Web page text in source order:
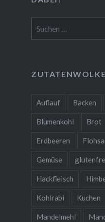
nach:
ZUTATENWOLKE
Auflauf Backen
Blumenkohl Brot
Erdbeeren
Gemüse
Hackfleisch
Kohlrabi Kuchen
Mandelmehl
❆